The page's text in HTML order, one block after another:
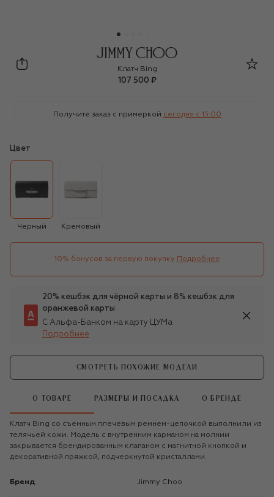
Jimmy Choo
Клатч Bing
107 500 ₽
Получите заказ с примеркой сегодня c 15:00
Цвет
Черный Кремовый
10% бонусов за первую покупку Подробнее
20% кешбэк для чёрной карты и 8% кешбэк для
оранжевой карты
С Альфа-Банком на карту ЦУМа
Подробнее
СМОТРЕТЬ ПОХОЖИЕ МОДЕЛИ
О ТОВАРЕ РАЗМЕРЫ И ПОСАДКА О БРЕНДЕ
Клатч Bing со съемным плечевым ремнем-цепочкой выполнили из
телячьей кожи. Модель с внутренним карманом на молнии
закрывается брендированным клапаном с магнитной кнопкой и
декоративной пряжкой, подчеркнутой кристаллами.
Бренд Jimmy Choo